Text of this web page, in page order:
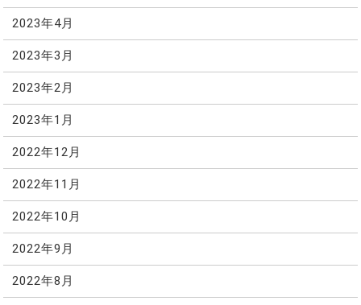
2023年4月
2023年3月
2023年2月
2023年1月
2022年12月
2022年11月
2022年10月
2022年9月
2022年8月